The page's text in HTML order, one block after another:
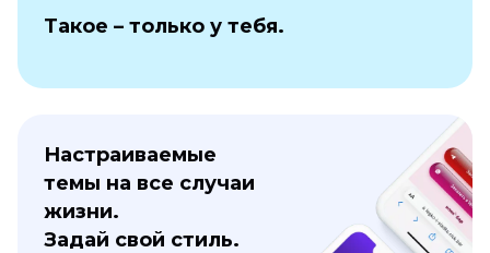
Такое – только у тебя.
Настраиваемые
темы на все случаи
жизни.
Задай свой стиль.